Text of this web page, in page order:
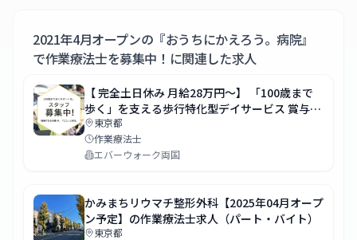
2021年4月オープンの『おうちにかえろう。病院』
で作業療法士を募集中！ に関連した求人
【 完全土日休み 月給28万円～】 「100歳まで
歩く」を支える歩行特化型デイサービス 賞与・
昇給あり
東京都
作業療法士
エバーウォーク両国
かみまちリウマチ整形外科【2025年04月オープ
ン予定】の作業療法士求人（パート・バイト）
東京都